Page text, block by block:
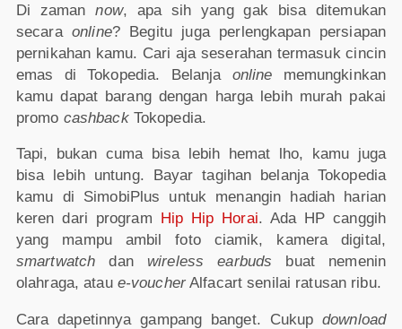
Di zamannow, apa sih yang gak bisa ditemukan
secaraonline? Begitu juga perlengkapan persiapan
pernikahan kamu. Cari aja seserahan termasuk cincin
emas di Tokopedia. Belanja online memungkinkan
kamu dapat barang dengan harga lebih murah pakai
promo cashbackTokopedia.
Tapi, bukan cuma bisa lebih hemat lho, kamu juga
bisa lebih untung. Bayar tagihan belanja Tokopedia
kamu di SimobiPlus untuk menangin hadiah harian
keren dari program
Hip Hip Horai. Ada HP canggih
yang mampu ambil foto ciamik, kamera digital,
smartwatch dan wireless earbuds buat nemenin
olahraga, atau e-voucherAlfacart senilai ratusan ribu.
Cara dapetinnya gampang banget. Cukupdownload